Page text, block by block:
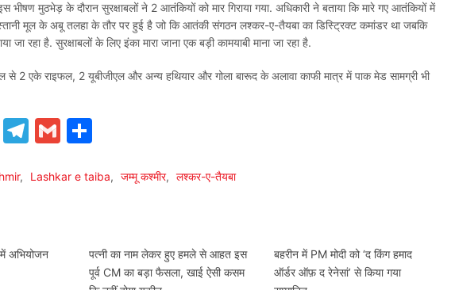
मुठभेड़ के दौरान सुरक्षाबलों ने 2 आतंकियों को मार गिराया गया. अधिकारी ने बताया कि मारे गए आतंकियों में
मूल के अबू तलहा के तौर पर हुई है जो कि आतंकी संगठन लश्कर-ए-तैयबा का डिस्ट्रिक्ट कमांडर था जबकि
जा रहा है. सुरक्षाबलों के लिए इंका मारा जाना एक बड़ी कामयाबी माना जा रहा है.
से 2 एके राइफल, 2 यूबीजीएल और अन्य हथियार और गोला बारूद के अलावा काफी मात्र में पाक मेड सामग्री भी
Twitter
Telegram
Gmail
, Lashkar e taiba, जम्मू कश्मीर, लश्कर-ए-तैयबा
में अभियोजन
पत्नी का नाम लेकर हुए हमले से आहत इस
पूर्व CM का बड़ा फैसला, खाई ऐसी कसम
बहरीन में PM मोदी को ‘द किंग हमाद
ऑर्डर ऑफ़ द रेनेसां’ से किया गया